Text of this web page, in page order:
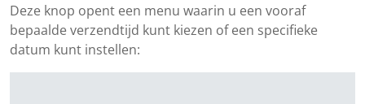
Deze knop opent een menu waarin u een vooraf
bepaalde verzendtijd kunt kiezen of een specifieke
datum kunt instellen: